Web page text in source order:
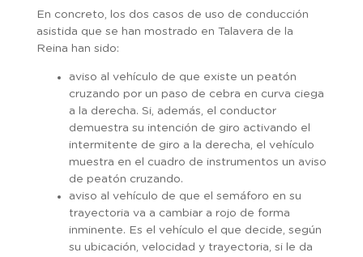
En concreto, los dos casos de uso de conducción
asistida que se han mostrado en Talavera de la
Reina han sido:
aviso al vehículo de que existe un peatón
cruzando por un paso de cebra en curva ciega
a la derecha. Si, además, el conductor
demuestra su intención de giro activando el
intermitente de giro a la derecha, el vehículo
muestra en el cuadro de instrumentos un aviso
de peatón cruzando.
aviso al vehículo de que el semáforo en su
trayectoria va a cambiar a rojo de forma
inminente. Es el vehículo el que decide, según
su ubicación, velocidad y trayectoria, si le da